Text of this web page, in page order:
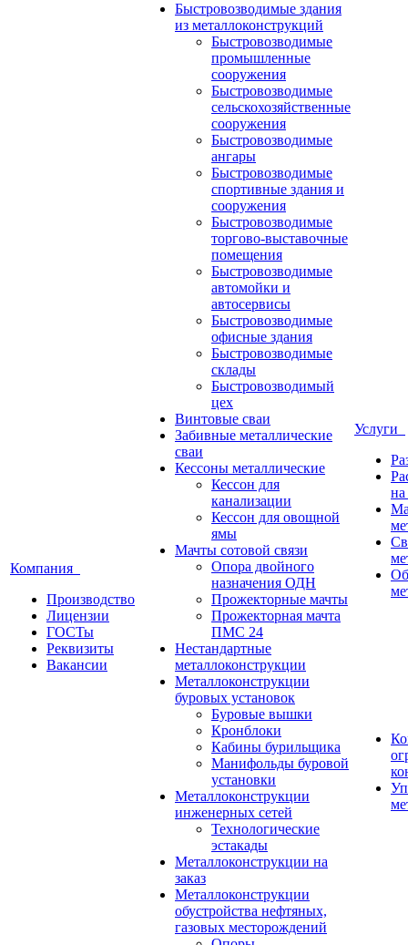
Компания
Производство
Лицензии
ГОСТы
Реквизиты
Вакансии
Быстровозводимые здания
из металлоконструкций
Быстровозводимые
промышленные
сооружения
Быстровозводимые
сельскохозяйственные
сооружения
Быстровозводимые
ангары
Быстровозводимые
спортивные здания и
сооружения
Быстровозводимые
торгово-выставочные
помещения
Быстровозводимые
автомойки и
автосервисы
Быстровозводимые
офисные здания
Быстровозводимые
склады
Быстровозводимый
цех
Винтовые сваи
Забивные металлические
сваи
Кессоны металлические
Кессон для
канализации
Кессон для овощной
ямы
Мачты сотовой связи
Опора двойного
назначения ОДН
Прожекторные мачты
Прожекторная мачта
ПМС 24
Нестандартные
металлоконструкции
Металлоконструкции
буровых установок
Буровые вышки
Кронблоки
Кабины бурильщика
Манифольды буровой
установки
Металлоконструкции
инженерных сетей
Технологические
эстакады
Металлоконструкции на
заказ
Металлоконструкции
обустройства нефтяных,
газовых месторождений
Услуги